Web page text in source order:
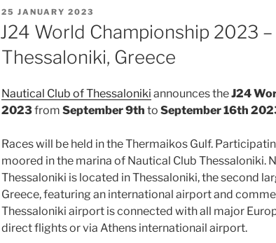
POSTED
25 JANUARY 2023
J24 World Championship 2023 –
Thessaloniki, Greece
Nautical Club of Thessaloniki announces theJ24
2023from September 9th to September 16th
Races will be held in the Thermaikos Gulf.
moored in the marina of Nautical Club Thessaloniki.
Thessaloniki is located in Thessaloniki, the second
Greece, featuring an international airport and
Thessaloniki airport is connected with all major
direct flights or via Athens internationail airport.